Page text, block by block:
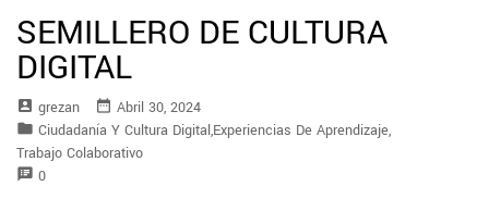
SEMILLERO DE CULTURA
DIGITAL
account_box Grezan date_range Abril 30, 2024
folder Ciudadanía Y Cultura Digital,Experiencias De Aprendizaje,
Trabajo Colaborativo
speaker_notes 0